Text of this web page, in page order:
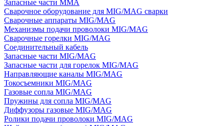
Запасные части MMA
Сварочное оборудование для MIG/MAG сварки
Сварочные аппараты MIG/MAG
Механизмы подачи проволоки MIG/MAG
Сварочные горелки MIG/MAG
Соединительный кабель
Запасные части MIG/MAG
Запасные части для горелок MIG/MAG
Направляющие каналы MIG/MAG
Токосъемники MIG/MAG
Газовые сопла MIG/MAG
Пружины для сопла MIG/MAG
Диффузоры газовые MIG/MAG
Ролики подачи проволоки MIG/MAG